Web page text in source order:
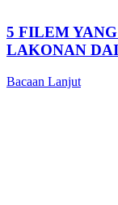
5 FILEM
LAKONAN
Bacaan Lanjut